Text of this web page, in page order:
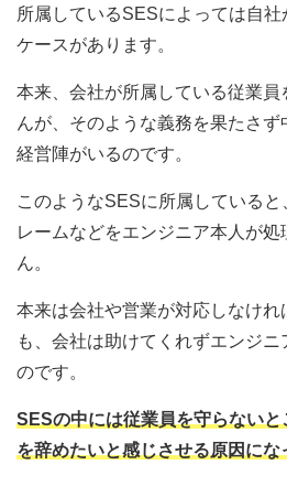
所属しているSESによっては自
ケースがあります。
本来、会社が所属している従業
んが、そのような義務を果たさ
経営陣がいるのです。
このようなSESに所属している
レームなどをエンジニア本人が
ん。
本来は会社や営業が対応しなけ
も、会社は助けてくれずエンジ
のです。
SESの中には従業員を守らない
を辞めたいと感じさせる原因にな